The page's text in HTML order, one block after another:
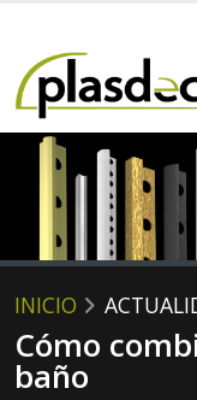
INICIO
Cómo
baño